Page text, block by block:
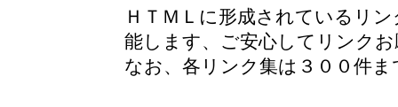
ＨＴＭＬに形成されているリ
能します、ご安心してリンク
なお、各リンク集は３００件